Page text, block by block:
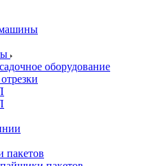
машины
оборудование